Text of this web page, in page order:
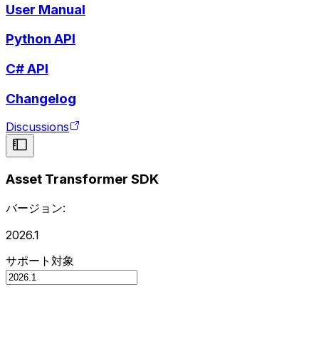
User Manual
Python API
C# API
Changelog
Discussions
Asset Transformer SDK
バージョン:
2026.1
サポート対象